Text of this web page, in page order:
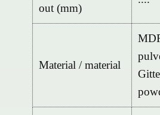
out (mm)
Material / material